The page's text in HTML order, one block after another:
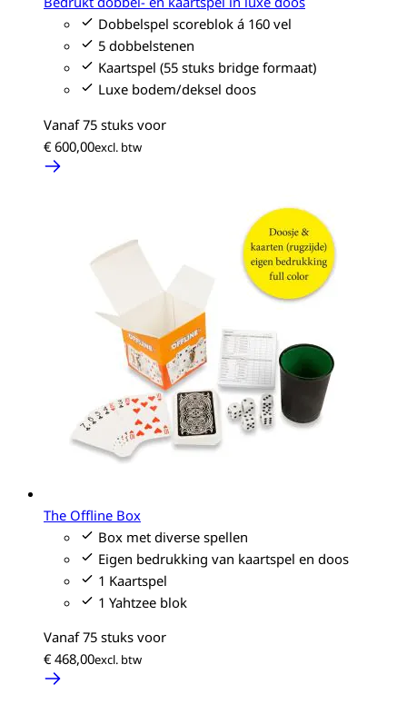
Dobbelspel scoreblok á 160 vel
5 dobbelstenen
Kaartspel (55 stuks bridge formaat)
Luxe bodem/deksel doos
Vanaf 75 stuks voor
€ 600,00
The Offline Box
Box met diverse spellen
Eigen bedrukking van kaartspel en doos
1 Kaartspel
1 Yahtzee blok
Vanaf 75 stuks voor
€ 468,00